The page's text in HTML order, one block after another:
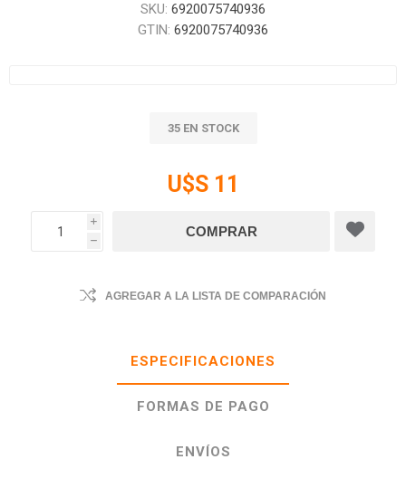
SKU: 6920075740936
GTIN: 6920075740936
35 EN STOCK
U$S 11
i
h
AGREGAR A LA LISTA DE COMPARACIÓN
ESPECIFICACIONES
FORMAS DE PAGO
ENVÍOS